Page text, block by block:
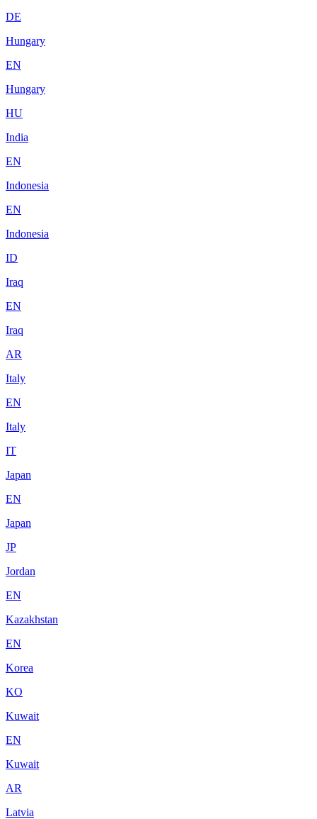
DE
Hungary
EN
Hungary
HU
India
EN
Indonesia
EN
Indonesia
ID
Iraq
EN
Iraq
AR
Italy
EN
Italy
IT
Japan
EN
Japan
JP
Jordan
EN
Kazakhstan
EN
Korea
KO
Kuwait
EN
Kuwait
AR
Latvia